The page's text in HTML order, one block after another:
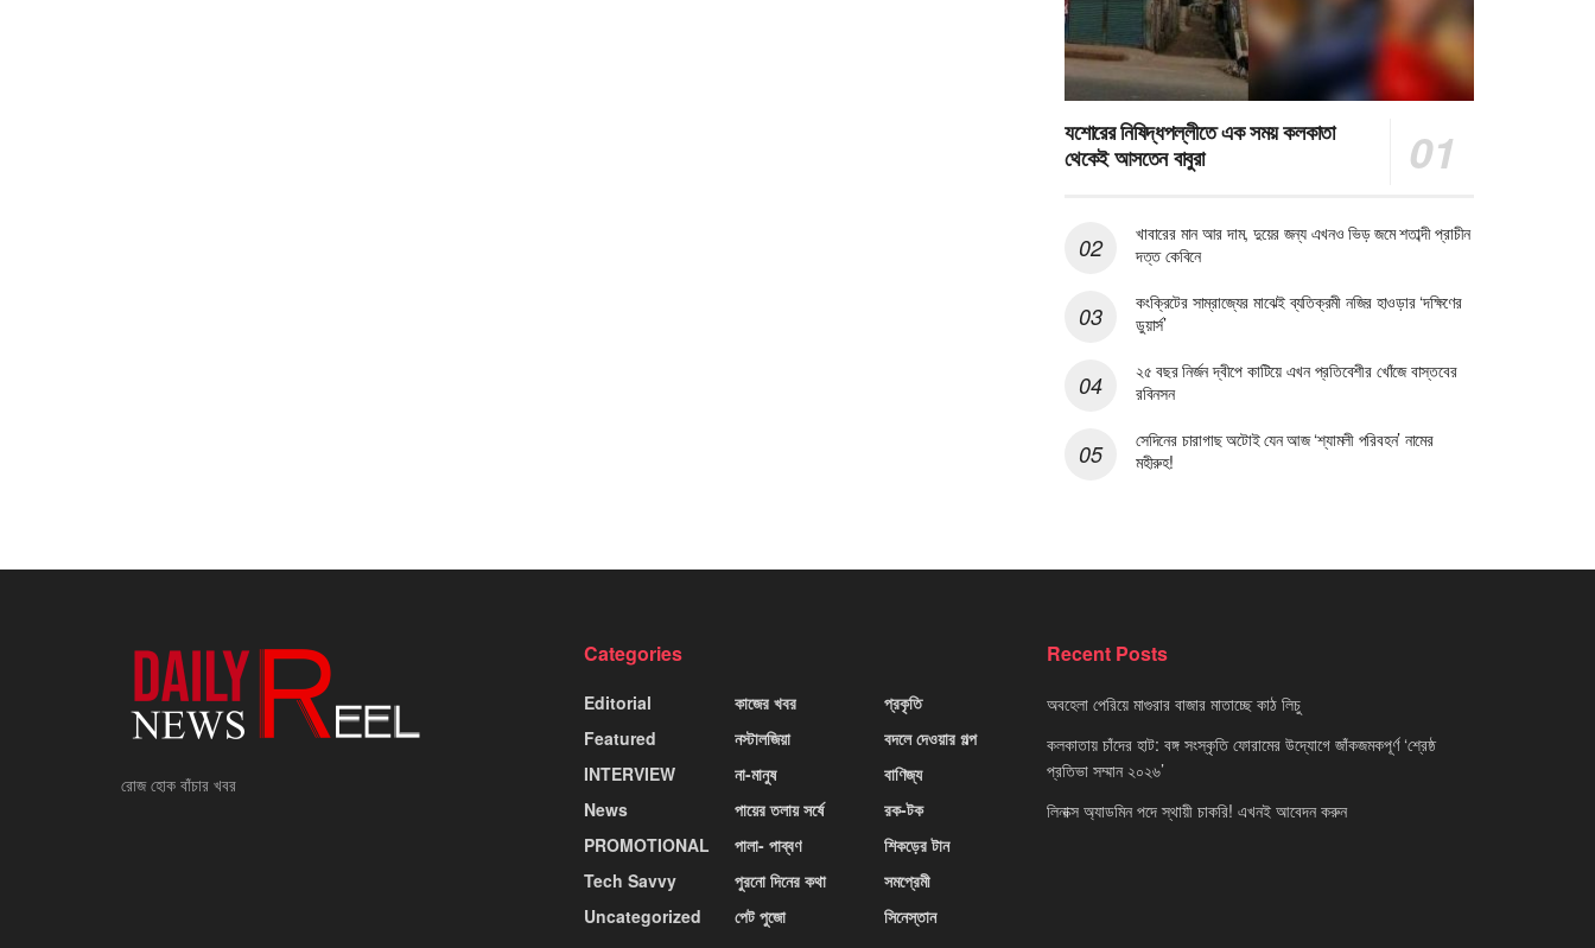
যশোরের নিষিদ্ধপল্লীতে এক সময় কলকাতা
থেকেই আসতেন বাবুরা
খাবারের মান আর দাম, দুয়ের জন্য এখনও ভিড় জমে শতাব্দী প্রাচীন
দত্ত কেবিনে
কংক্রিটের সাম্রাজ্যের মাঝেই ব্যতিক্রমী নজির হাওড়ার ‘দক্ষিণের
ডুয়ার্স’
২৫ বছর নির্জন দ্বীপে কাটিয়ে এখন প্রতিবেশীর খোঁজে বাস্তবের
রবিনসন
সেদিনের চারাগাছ অটোই যেন আজ ‘শ্যামলী পরিবহন’ নামের
মহীরুহ!
রোজ হোক বাঁচার খবর
Categories
Editorial
Featured
INTERVIEW
News
PROMOTIONAL
Tech Savvy
Uncategorized
কাজের খবর
নস্টালজিয়া
না-মানুষ
পায়ের তলায় সর্ষে
পালা- পাব্বণ
পুরনো দিনের কথা
পেট পুজো
প্রকৃতি
বদলে দেওয়ার গল্প
বাণিজ্য
রক-টক
শিকড়ের টান
সমপ্রেমী
সিনেস্তান
Recent Posts
অবহেলা পেরিয়ে মাগুরার বাজার মাতাচ্ছে কাঠ লিচু
কলকাতায় চাঁদের হাট: বঙ্গ সংস্কৃতি ফোরামের উদ্যোগে জাঁকজমকপূর্ণ ‘শ্রেষ্ঠ
প্রতিভা সম্মান ২০২৬’
লিনাক্স অ্যাডমিন পদে স্থায়ী চাকরি! এখনই আবেদন করুন